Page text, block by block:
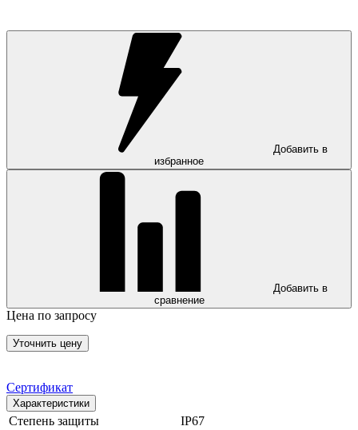
Добавить в
избранное
Добавить в
сравнение
Цена по запросу
Уточнить цену
Сертификат
Характеристики
Степень защиты
IP67